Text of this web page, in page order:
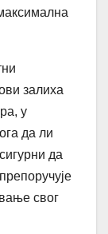
залиха
у
да ли
да
свог